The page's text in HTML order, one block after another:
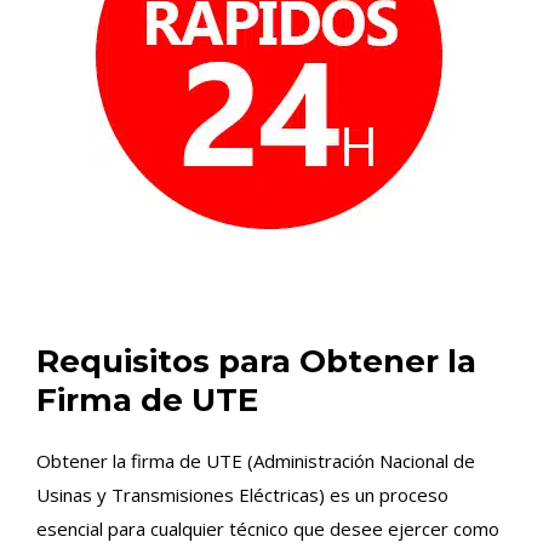
Requisitos para Obtener la
Firma de UTE
Obtener la firma de UTE (Administración Nacional de
Usinas y Transmisiones Eléctricas) es un proceso
esencial para cualquier técnico que desee ejercer como